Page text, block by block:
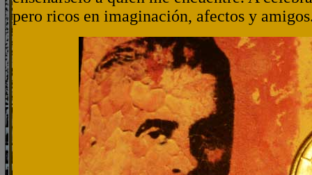
pero ricos en imaginación, afectos y